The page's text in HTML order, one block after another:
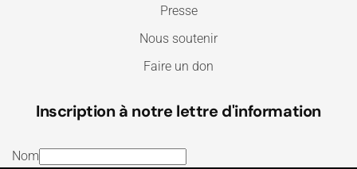
Presse
Nous soutenir
Faire un don
Inscription à notre lettre d'information
Nom